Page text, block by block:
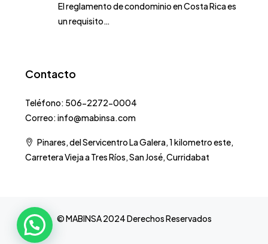
El reglamento de condominio en Costa Rica es
un requisito…
Contacto
Teléfono: 506-2272-0004
Correo: info@mabinsa.com
Pinares, del Servicentro La Galera, 1 kilometro este,
Carretera Vieja a Tres Ríos, San José, Curridabat
© MABINSA 2024 Derechos Reservados